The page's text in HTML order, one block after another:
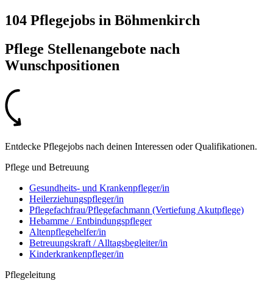
104 Pflegejobs in Böhmenkirch
Pflege Stellenangebote nach
Wunschpositionen
Entdecke Pflegejobs nach deinen Interessen oder Qualifikationen.
Pflege und Betreuung
Gesundheits- und Krankenpfleger/in
Heilerziehungspfleger/in
Pflegefachfrau/Pflegefachmann (Vertiefung Akutpflege)
Hebamme / Entbindungspfleger
Altenpflegehelfer/in
Betreuungskraft / Alltagsbegleiter/in
Kinderkrankenpfleger/in
Pflegeleitung